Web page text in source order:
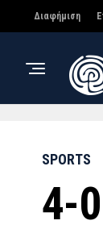
Διαφήμιση
SPORTS
4-